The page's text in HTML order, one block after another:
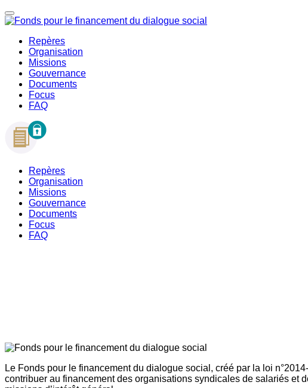
Repères
Organisation
Missions
Gouvernance
Documents
Focus
FAQ
Repères
Organisation
Missions
Gouvernance
Documents
Focus
FAQ
Le Fonds pour le financement du dialogue social, créé par la loi
contribuer au financement des organisations syndicales de salariés et